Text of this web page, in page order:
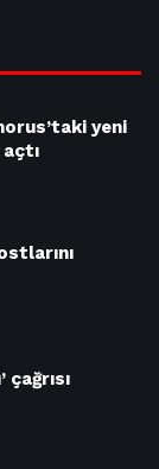
yeni
çağrısı